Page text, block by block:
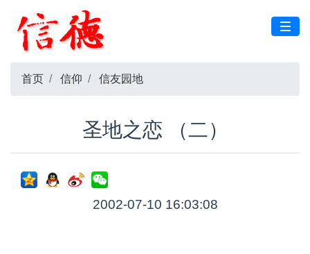
首页 信仰 信友园地
圣地之恋 （二）
2002-07-10 16:03:08